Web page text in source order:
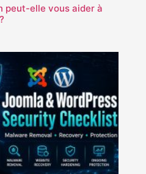
peut-elle vous aider à